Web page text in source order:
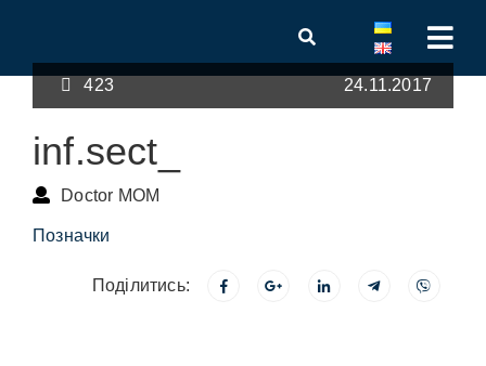
423 24.11.2017
inf.sect_
Doctor MOM
Позначки
Поділитись: